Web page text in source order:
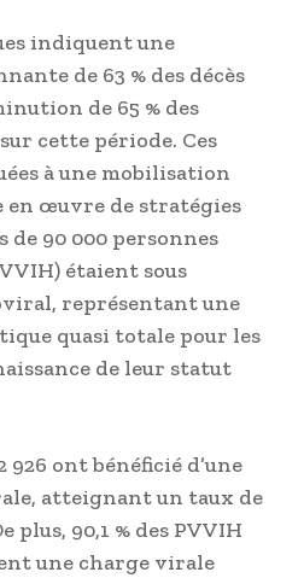
indiquent une
de 63 % des décès
de 65 % des
cette période. Ces
à une mobilisation
en œuvre de stratégies
de 90 000 personnes
étaient sous
représentant une
quasi totale pour les
de leur statut
926 ont bénéficié d’une
atteignant un taux de
plus, 90,1 % des PVVIH
une charge virale